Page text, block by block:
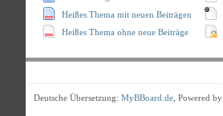
Heißes Thema mit neuen Beiträgen
Heißes Thema ohne neue Beiträge
Deutsche Übersetzung: MyBBoard.de , Powered by